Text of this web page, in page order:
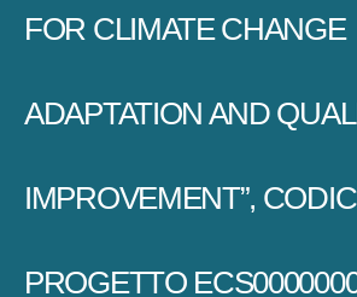
FOR CLIMATE CHANGE
ADAPTATION AND
IMPROVEMENT”,
PROGETTO